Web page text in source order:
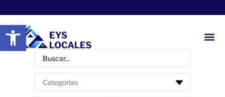
Abrir barra de herramientas